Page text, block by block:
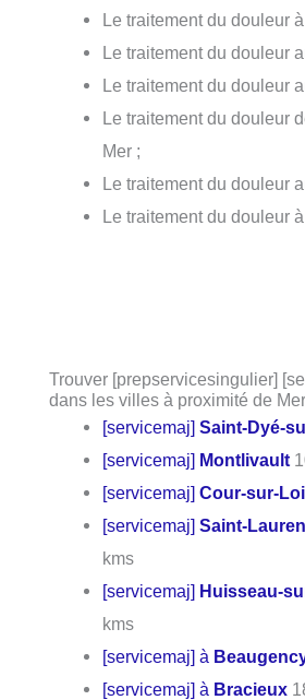
Le traitement du douleur
Le traitement du douleur
Le traitement du douleur
Le traitement du douleur
Mer ;
Le traitement du douleur
Le traitement du douleur
Trouver [prepservicesingulier]
dans les villes à proximité de Mer
[servicemaj]Saint-Dyé-
[servicemaj] Montlivault
[servicemaj]Cour-sur-
[servicemaj]Saint-
kms
[servicemaj] Huisseau-
kms
[servicemaj] à
[servicemaj] à Bracieux